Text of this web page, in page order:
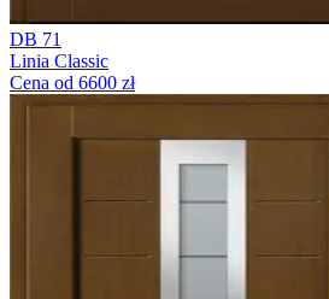
DB 71
Linia Classic
Cena od 6600 zł